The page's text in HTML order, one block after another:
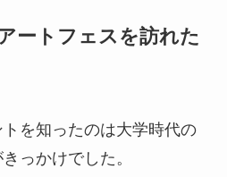
ートフェスを訪れた
を知ったのは大学時代の
っかけでした。